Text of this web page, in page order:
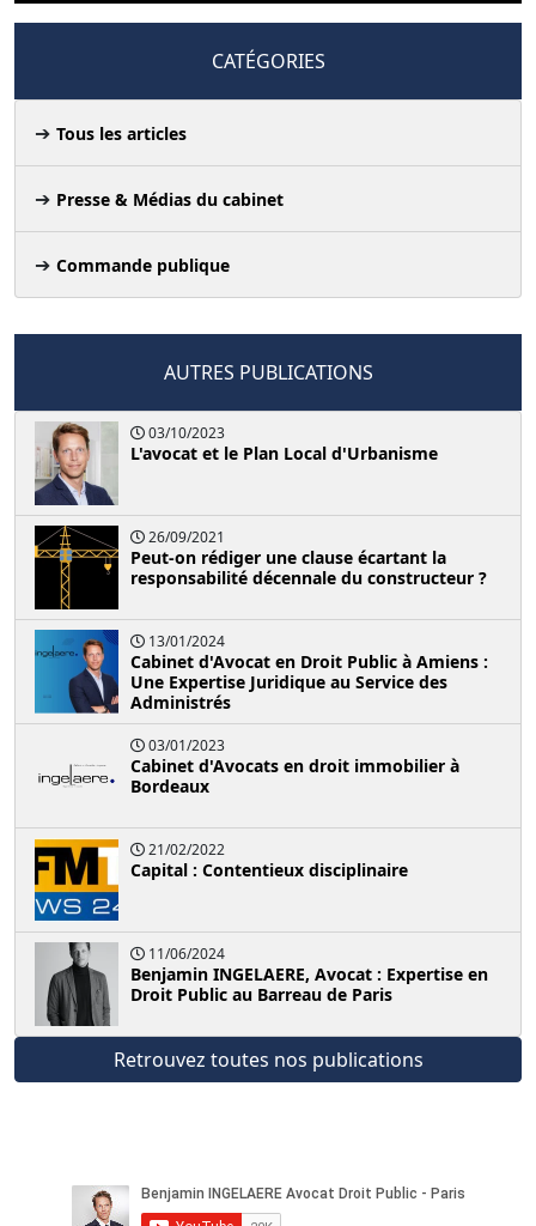
CATÉGORIES
Tous les articles
Presse & Médias du cabinet
Commande publique
AUTRES PUBLICATIONS
03/10/2023
L'avocat et le Plan Local d'Urbanisme
26/09/2021
Peut-on rédiger une clause écartant la
responsabilité décennale du constructeur ?
13/01/2024
Cabinet d'Avocat en Droit Public à Amiens :
Une Expertise Juridique au Service des
Administrés
03/01/2023
Cabinet d'Avocats en droit immobilier à
Bordeaux
21/02/2022
Capital : Contentieux disciplinaire
11/06/2024
Benjamin INGELAERE, Avocat : Expertise en
Droit Public au Barreau de Paris
Retrouvez toutes nos publications